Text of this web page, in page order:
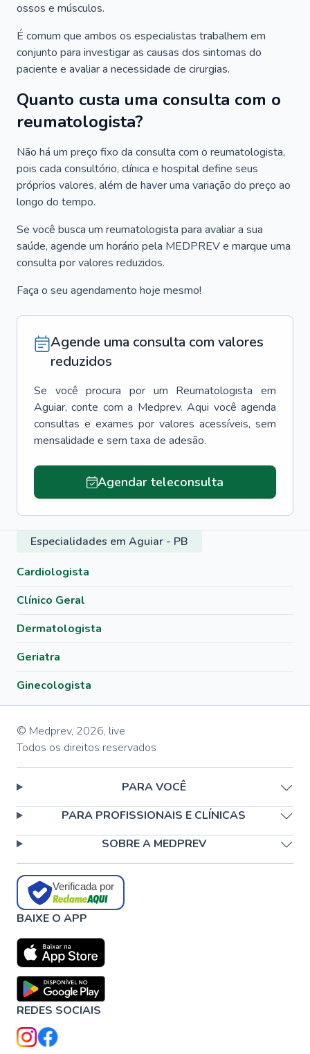
ossos e músculos.
É comum que ambos os especialistas trabalhem em
conjunto para investigar as causas dos sintomas do
paciente e avaliar a necessidade de cirurgias.
Quanto custa uma consulta com o
reumatologista?
Não há um preço fixo da consulta com o reumatologista,
pois cada consultório, clínica e hospital define seus
próprios valores, além de haver uma variação do preço ao
longo do tempo.
Se você busca um reumatologista para avaliar a sua
saúde, agende um horário pela MEDPREV e marque uma
consulta por valores reduzidos.
Faça o seu agendamento hoje mesmo!
Agende uma consulta com valores
reduzidos
Se você procura por um Reumatologista em
Aguiar, conte com a Medprev. Aqui você agenda
consultas e exames por valores acessíveis, sem
mensalidade e sem taxa de adesão.
Agendar teleconsulta
Especialidades em Aguiar - PB
Cardiologista
Clínico Geral
Dermatologista
Geriatra
Ginecologista
© Medprev, 2026, live
Todos os direitos reservados
PARA VOCÊ
PARA PROFISSIONAIS E CLÍNICAS
SOBRE A MEDPREV
Verificada por
BAIXE O APP
REDES SOCIAIS